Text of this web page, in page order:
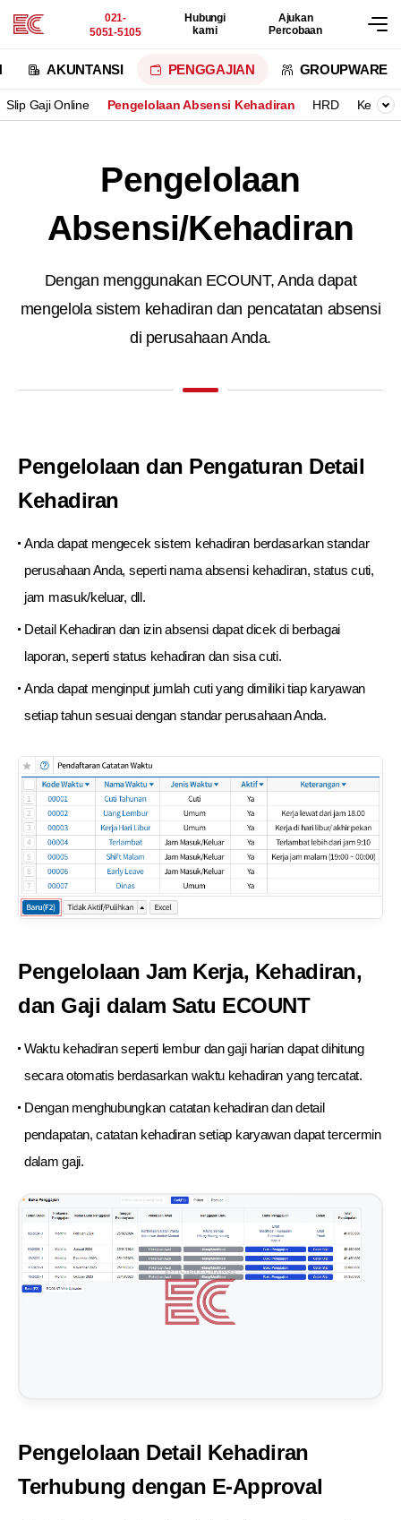
021-
5051-5105
Hubungi
kami
Ajukan
Percobaan
AKUNTANSI PENGGAJIAN GROUPWARE
Slip Gaji Online Pengelolaan Absensi Kehadiran HRD Kelola
Pengelolaan
Absensi/Kehadiran
Dengan menggunakan ECOUNT, Anda dapat
mengelolasistem kehadiran dan pencatatan absensi
di perusahaan Anda.
Pengelolaan dan Pengaturan Detail
Kehadiran
Anda dapat mengecek sistem kehadiran berdasarkan standar
perusahaan Anda, seperti nama absensi kehadiran, status cuti,
jam masuk/keluar, dll.
Detail Kehadiran dan izin absensi dapat dicek di berbagai
laporan, seperti status kehadiran dan sisa cuti.
Anda dapat menginput jumlah cuti yang dimiliki tiap karyawan
setiap tahun sesuai dengan standar perusahaan Anda.
Pengelolaan Jam Kerja, Kehadiran,
dan Gaji dalam Satu ECOUNT
Waktu kehadiran seperti lembur dan gaji harian dapat dihitung
secara otomatis berdasarkan waktu kehadiran yang tercatat.
Dengan menghubungkan catatan kehadiran dan detail
pendapatan, catatan kehadiran setiap karyawan dapat tercermin
dalam gaji.
Pengelolaan Detail Kehadiran
Terhubung dengan E-Approval